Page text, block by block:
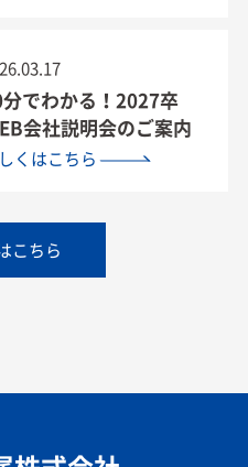
でわかる！2027卒
会社説明会のご案内
くはこちら
こちら